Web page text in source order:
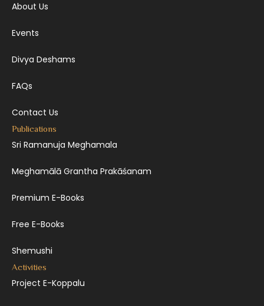
About Us
Events
Divya Deshams
FAQs
Contact Us
Publications
Sri Ramanuja Meghamala
Meghamālā Grantha Prakāśanam
Premium E-Books
Free E-Books
Shemushi
Activities
Project E-Koppalu